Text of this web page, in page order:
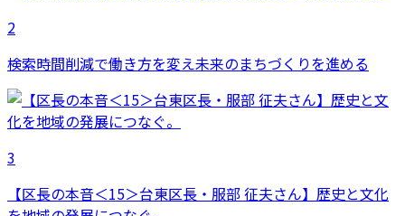
2
検索時間削減で働き方を変え未来のまちづくりを進める
3
【区長の本音＜15＞台東区長・服部 征夫さん】歴史と文化